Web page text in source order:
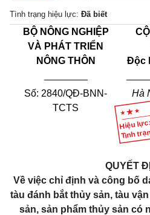
Tình trạng hiệu lực: Đã biết
Hiệu
Tình
BỘ NÔNG NGHIỆP
VÀ PHÁT TRIỂN
NÔNG THÔN
Số: 2840/QĐ-BNN-
TCTS
Độc
Hà
QUYẾT
Về việc chỉ định và công bố
tàu đánh bắt thủy sản, tàu
sản, sản phẩm thủy sản có